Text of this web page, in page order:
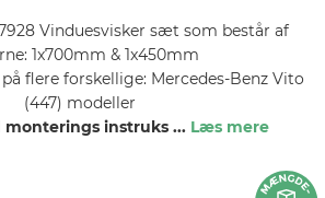
Vinduesvisker sæt som består af
1x700mm & 1x450mm
flere forskellige: Mercedes-Benz Vito
(447) modeller
monterings instruks ... Læs mere